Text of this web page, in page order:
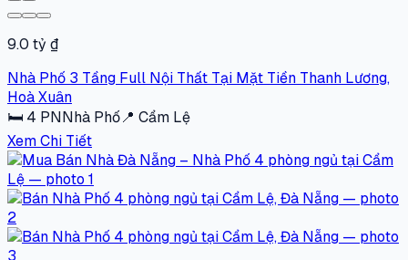
9.0 tỷ ₫
Nhà Phố 3 Tầng Full Nội Thất Tại Mặt Tiền Thanh Lương,
Hoà Xuân
🛏 4 PNNhà Phố📍 Cẩm Lệ
Xem Chi Tiết